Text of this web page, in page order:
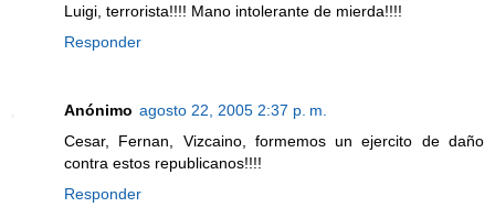
Luigi, terrorista!!!! Mano intolerante de mierda!!!!
Responder
Anónimo agosto 22, 2005 2:37 p. m.
Cesar, Fernan, Vizcaino, formemos un ejercito de daño
contra estos republicanos!!!!
Responder